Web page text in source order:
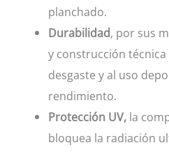
planchado.
Durabilidad, por sus
y construcción
desgaste y al uso
rendimiento.
Protección UV, la
bloquea la radiación